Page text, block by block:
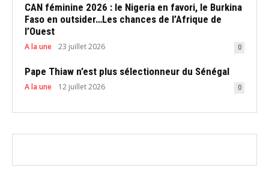
CAN féminine 2026 : le Nigeria en favori, le Burkina
Faso en outsider…Les chances de l’Afrique de
l’Ouest
A la une 23 juillet 2026 0
Pape Thiaw n’est plus sélectionneur du Sénégal
A la une 12 juillet 2026 0